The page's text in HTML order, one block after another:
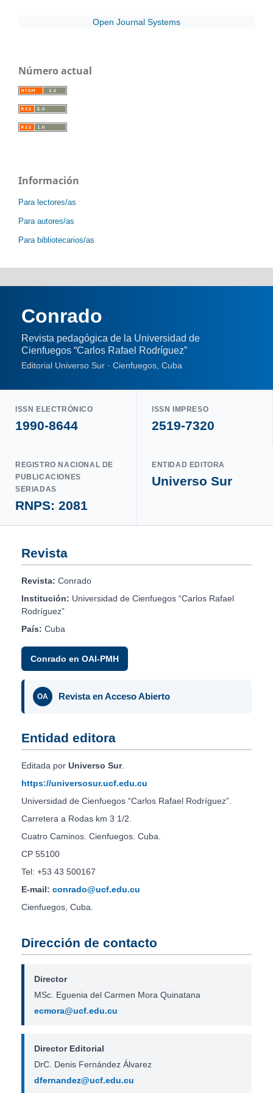
Open Journal Systems
Número actual
Información
Para lectores/as
Para autores/as
Para bibliotecarios/as
Conrado
Revista pedagógica de la Universidad de
Cienfuegos “Carlos Rafael Rodríguez”
Editorial Universo Sur · Cienfuegos, Cuba
ISSN ELECTRÓNICO
1990-8644
ISSN IMPRESO
2519-7320
REGISTRO NACIONAL DE
PUBLICACIONES
SERIADAS
RNPS: 2081
ENTIDAD EDITORA
Universo Sur
Revista
Revista: Conrado
Institución: Universidad de Cienfuegos “Carlos Rafael
Rodríguez”
País: Cuba
Conrado en OAI-PMH
OA Revista en Acceso Abierto
Entidad editora
Editada por Universo Sur.
https://universosur.ucf.edu.cu
Universidad de Cienfuegos “Carlos Rafael Rodríguez”.
Carretera a Rodas km 3 1/2.
Cuatro Caminos. Cienfuegos. Cuba.
CP 55100
Tel: +53 43 500167
E-mail: conrado@ucf.edu.cu
Cienfuegos, Cuba.
Dirección de contacto
Director
MSc. Eguenia del Carmen Mora Quinatana
ecmora@ucf.edu.cu
Director Editorial
DrC. Denis Fernández Álvarez
dfernandez@ucf.edu.cu